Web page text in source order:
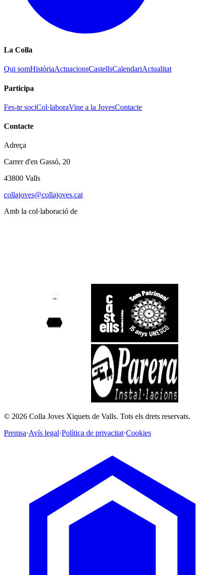
La Colla
Qui somHistòriaActuacionsCastellsCalendariActualitat
Participa
Fes-te sociCol·laboraVine a la JovesContacte
Contacte
Adreça
Carrer d'en Gassó, 20
43800 Valls
collajoves@collajoves.cat
Amb la col·laboració de
© 2026 Colla Joves Xiquets de Valls. Tots els drets reservats.
Premsa·Avís legal·Política de privacitat·Cookies